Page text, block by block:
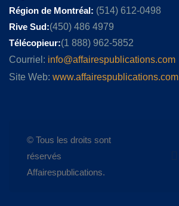
Région de Montréal: (514) 612-0498
Rive Sud:(450) 486 4979
Télécopieur:(1 888) 962-5852
Courriel: info@affairespublications.com
Site Web: www.affairespublications.com
© Tous les droits sont
réservés
Affairespublications.